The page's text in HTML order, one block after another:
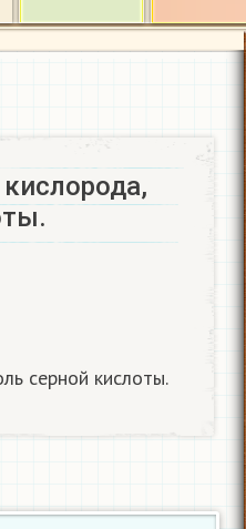
серной кислоты.